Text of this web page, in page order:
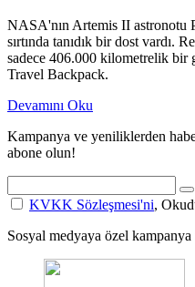
NASA'nın Artemis II astronotu
sırtında tanıdık bir dost vardı.
sadece 406.000 kilometrelik bir
Travel Backpack.
Devamını Oku
Kampanya ve yeniliklerden
abone olun!
KVKK Sözleşmesi'ni,
Sosyal medyaya özel